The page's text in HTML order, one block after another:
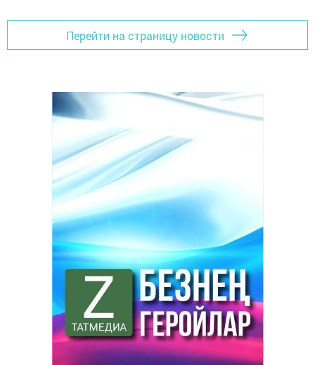
Перейти на страницу новости